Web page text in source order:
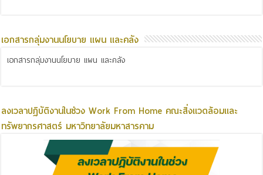
เอกสารกลุ่มงานนโยบาย แผน และคลัง
เอกสารกลุ่มงานนโยบาย แผน และคลัง
ลงเวลาปฏิบัติงานในช่วง Work From Home คณะสิ่งแวดล้อมและ
ทรัพยากรศาสตร์ มหาวิทยาลัยมหาสารคาม